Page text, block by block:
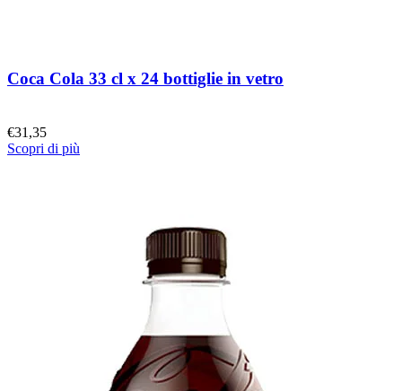
Coca Cola 33 cl x 24 bottiglie in vetro
€31,35
Scopri di più